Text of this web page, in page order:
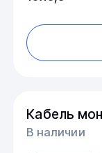
Кабель
В наличии